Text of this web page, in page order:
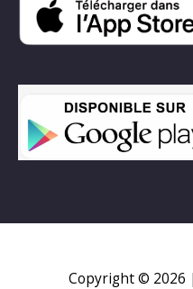
Copyright © 2026